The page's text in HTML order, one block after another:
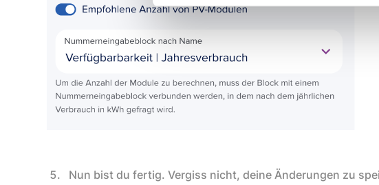
Nun bist du fertig. Vergiss nicht, deine Änderungen zu